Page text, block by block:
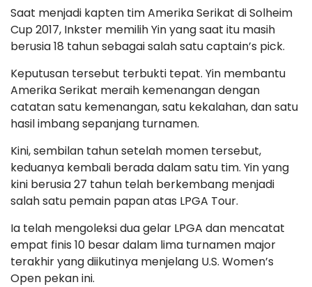
Saat menjadi kapten tim Amerika Serikat di Solheim
Cup 2017, Inkster memilih Yin yang saat itu masih
berusia 18 tahun sebagai salah satu captain’s pick.
Keputusan tersebut terbukti tepat. Yin membantu
Amerika Serikat meraih kemenangan dengan
catatan satu kemenangan, satu kekalahan, dan satu
hasil imbang sepanjang turnamen.
Kini, sembilan tahun setelah momen tersebut,
keduanya kembali berada dalam satu tim. Yin yang
kini berusia 27 tahun telah berkembang menjadi
salah satu pemain papan atas LPGA Tour.
Ia telah mengoleksi dua gelar LPGA dan mencatat
empat finis 10 besar dalam lima turnamen major
terakhir yang diikutinya menjelang U.S. Women’s
Open pekan ini.